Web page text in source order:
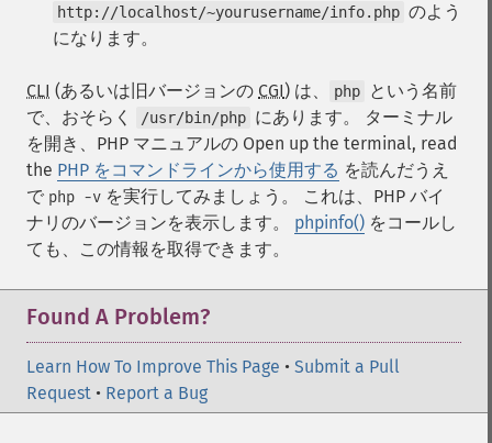
http://localhost/~yourusername/info.php のよう
になります。
CLI (あるいは旧バージョンの CGI) は、 php
という名前
で、おそらく
/usr/bin/php にあります。 ターミナル
を開き、PHP マニュアルの Open up the terminal, read
the PHP をコマンドラインから使用する を読んだうえ
で php -v を実行してみましょう。 これは、PHP バイ
ナリのバージョンを表示します。 phpinfo() をコールし
ても、この情報を取得できます。
Found A Problem?
Learn How To Improve This Page • Submit a Pull
Request • Report a Bug